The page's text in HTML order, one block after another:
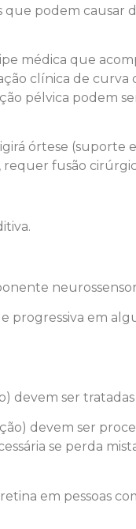
que podem causar
médica que
clínica de curva
pélvica podem
órtese (suporte
requer fusão
progressiva em
devem ser
devem ser
se perda
em pessoas